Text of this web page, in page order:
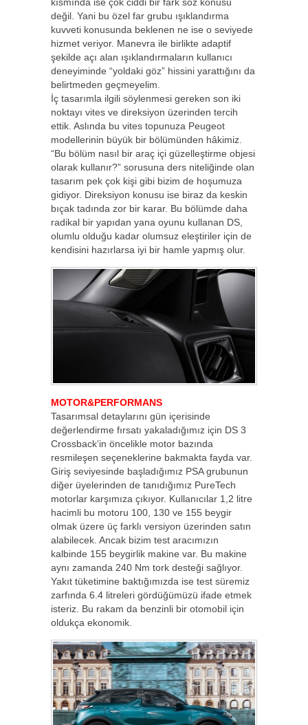
kısmında ise çok ciddi bir fark söz konusu
değil. Yani bu özel far grubu ışıklandırma
kuvveti konusunda beklenen ne ise o seviyede
hizmet veriyor. Manevra ile birlikte adaptif
şekilde açı alan ışıklandırmaların kullanıcı
deneyiminde “yoldaki göz” hissini yarattığını da
belirtmeden geçmeyelim.
İç tasarımla ilgili söylenmesi gereken son iki
noktayı vites ve direksiyon üzerinden tercih
ettik. Aslında bu vites topunuza Peugeot
modellerinin büyük bir bölümünden hâkimiz.
“Bu bölüm nasıl bir araç içi güzelleştirme objesi
olarak kullanır?” sorusuna ders niteliğinde olan
tasarım pek çok kişi gibi bizim de hoşumuza
gidiyor. Direksiyon konusu ise biraz da keskin
bıçak tadında zor bir karar. Bu bölümde daha
radikal bir yapıdan yana oyunu kullanan DS,
olumlu olduğu kadar olumsuz eleştiriler için de
kendisini hazırlarsa iyi bir hamle yapmış olur.
MOTOR&PERFORMANS
Tasarımsal detaylarını gün içerisinde
değerlendirme fırsatı yakaladığımız için DS 3
Crossback’in öncelikle motor bazında
resmileşen seçeneklerine bakmakta fayda var.
Giriş seviyesinde başladığımız PSA grubunun
diğer üyelerinden de tanıdığımız PureTech
motorlar karşımıza çıkıyor. Kullanıcılar 1,2 litre
hacimli bu motoru 100, 130 ve 155 beygir
olmak üzere üç farklı versiyon üzerinden satın
alabilecek. Ancak bizim test aracımızın
kalbinde 155 beygirlik makine var. Bu makine
aynı zamanda 240 Nm tork desteği sağlıyor.
Yakıt tüketimine baktığımızda ise test süremiz
zarfında 6.4 litreleri gördüğümüzü ifade etmek
isteriz. Bu rakam da benzinli bir otomobil için
oldukça ekonomik.